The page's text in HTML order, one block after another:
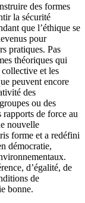
des formes
la sécurité
que l’éthique se
pour
pratiques. Pas
théoriques qui
collective et les
peuvent encore
des
ou des
rapports de force au
nouvelle
forme et a redéfini
démocratie,
d’égalité, de
de
bonne.